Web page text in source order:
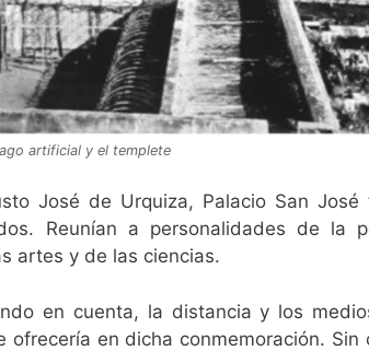
artificial y el templete
José de Urquiza, Palacio San José
Reunían a personalidades de la
artes y de las ciencias.
en cuenta, la distancia y los
en dicha conmemoración. Sin